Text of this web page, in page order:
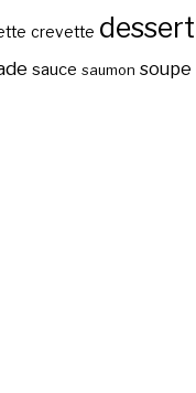
crevette dessert
sauce saumon soupe